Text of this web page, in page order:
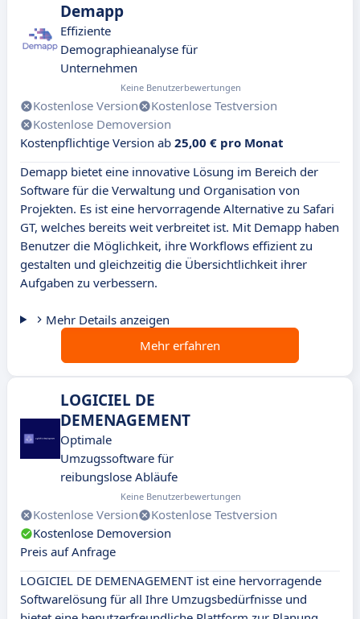
Demapp
Effiziente
Demographieanalyse für
Unternehmen
Keine Benutzerbewertungen
Kostenlose Version
Kostenlose Testversion
Kostenlose Demoversion
Kostenpflichtige Version ab 25,00 € pro Monat
Demapp bietet eine innovative Lösung im Bereich der
Software für die Verwaltung und Organisation von
Projekten. Es ist eine hervorragende Alternative zu Safari
GT, welches bereits weit verbreitet ist. Mit Demapp haben
Benutzer die Möglichkeit, ihre Workflows effizient zu
gestalten und gleichzeitig die Übersichtlichkeit ihrer
Aufgaben zu verbessern.
Mehr Details anzeigen
Mehr erfahren
LOGICIEL DE
DEMENAGEMENT
Optimale
Umzugssoftware für
reibungslose Abläufe
Keine Benutzerbewertungen
Kostenlose Version
Kostenlose Testversion
Kostenlose Demoversion
Preis auf Anfrage
LOGICIEL DE DEMENAGEMENT ist eine hervorragende
Softwarelösung für all Ihre Umzugsbedürfnisse und